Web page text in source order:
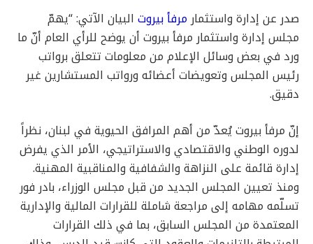
صدر عن إدارة واستثمارمرفأ بيروت البيان الآتي: “يهمّ
مجلس إدارة واستثمار مرفأ بيروت أن يوضح للرأي العام أنّ ما
ورد في بعض وسائل الإعلام من معلومات تتعلق برواتب
رئيس المجلس وتعويضات أعضائه ورواتب المستشارين غير
دقيق.
إنّ مرفأ بيروت يُعدّ من أهم المرافق الحيوية في لبنان، نظراً
لدوره الوطني والاقتصادي والاستراتيجي، الأمر الذي يفرض
إدارة قائمة على النزاهة والشفافية والمناقبية المهنية.
ومنذ تعيين المجلس الجديد من قبل مجلس الوزراء، بادر فور
تسلّمه مهامه إلى مراجعة شاملة للقرارات المالية والإدارية
المعتمدة من المجلس السابق، بما في ذلك القرارات